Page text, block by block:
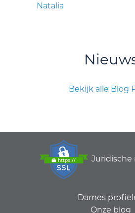
Natalia
Bekijk alle Blog
Dames
Onze blog